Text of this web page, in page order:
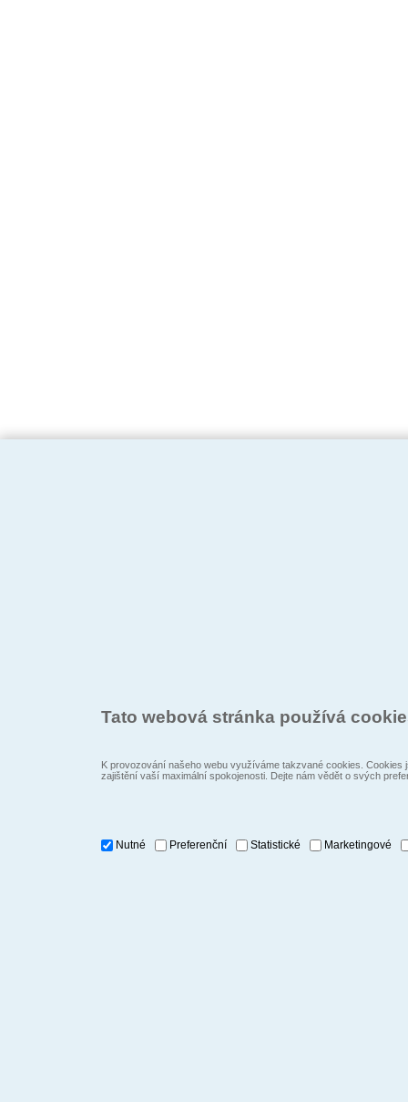
Tato webová stránka používá
K provozování našeho webu využíváme takzvané cookies.
zajištění vaší maximální spokojenosti. Dejte nám vědět o svých
Nutné Preferenční Statistické Marketingové